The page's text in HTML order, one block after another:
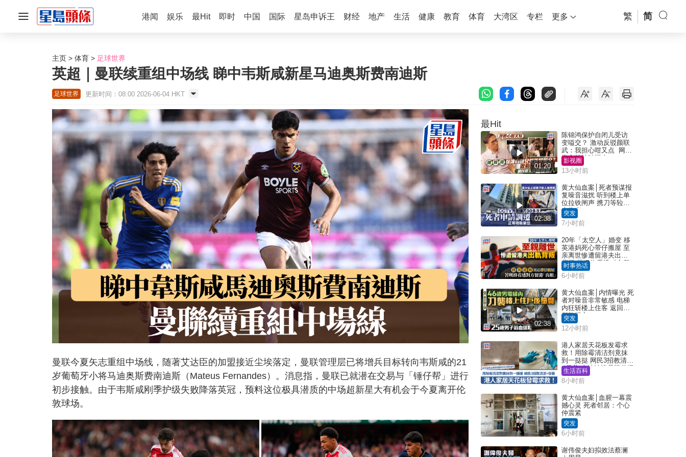
港闻 娱乐 最Hit 即时 中国 国际 星岛申诉王 财经 地产 生活 健康 教育 体育 大湾区 专栏 更多 繁 简
主页 体育 足球世界
英超｜曼联续重组中场线 睇中韦斯咸新星马迪奥斯费南迪斯
足球世界 更新时间：08:00 2026-06-04 HKT
曼联今夏矢志重组中场线，随著艾达臣的加盟接近尘埃落定，曼联管理层已将增兵目标转向韦斯咸的21
岁葡萄牙小将马迪奥斯费南迪斯（Mateus Fernandes）。消息指，曼联已就潜在交易与「锤仔帮」进行
初步接触。由于韦斯咸刚季护级失败降落英冠，预料这位极具潜质的中场超新星大有机会于今夏离开伦
敦球场。
最Hit
01:20
陈锦鸿保护自闭儿受访
变嗌交？ 激动反驳颜联
武：我担心咁又点 网民
批主持咄咄逼人
影视圈
13小时前
02:38
黄大仙血案│死者预谋报
复噪音滋扰 听到楼上单
位拉铁闸声 携刀等䢂伏
击伤者
突发
7小时前
20年「太空人」婚变 移
英港妈死心带仔搬屋 至
亲离世惨遭留港夫出轨
背叛 苦叹终看透对方留
港「真相」｜Juicy叮
时事热话
6小时前
02:38
黄大仙血案│内情曝光 死
者对噪音非常敏感 电梯
内狂斩楼上住客 返回住
所堕楼亡
突发
12小时前
港人家居天花板发霉求
救！用除霉清洁剂竟抹
到一挞挞 网民3招教清洁
+保养 本地油漆品牌曾提
醒勿用1物防变色
生活百科
8小时前
黄大仙血案│血腥一幕震
撼心灵 死者邻居：个心
仲震紧
突发
6小时前
谢伟俊夫妇拟效法蔡澜